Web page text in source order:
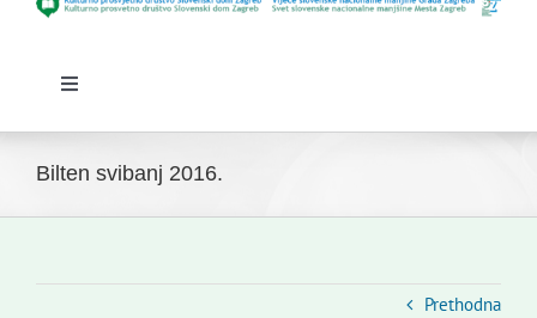
Toggle
Početna
Novosti
Slovenski dom Zagreb
Bilten svibanj 2016.
Prethodna